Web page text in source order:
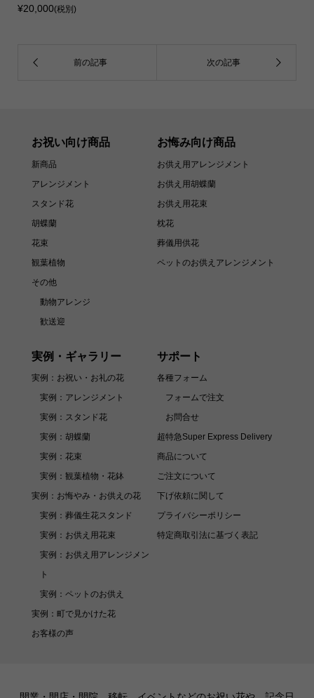
¥20,000(税別)
お祝い向け商品
新商品
アレンジメント
スタンド花
胡蝶蘭
花束
観葉植物
その他
動物アレンジ
歓送迎
お悔み向け商品
お供え用アレンジメント
お供え用胡蝶蘭
お供え用花束
枕花
葬儀用供花
ペットのお供えアレンジメント
実例・ギャラリー
実例：お祝い・お礼の花
実例：アレンジメント
実例：スタンド花
実例：胡蝶蘭
実例：花束
実例：観葉植物・花鉢
実例：お悔やみ・お供えの花
実例：葬儀生花スタンド
実例：お供え用花束
実例：お供え用アレンジメン
ト
実例：ペットのお供え
実例：町で見かけた花
お客様の声
サポート
各種フォーム
フォームで注文
お問合せ
超特急Super Express Delivery
商品について
ご注文について
下げ依頼に関して
プライバシーポリシー
特定商取引法に基づく表記